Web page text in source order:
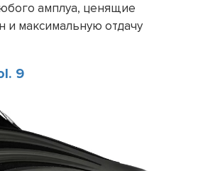
амплуа, ценящие
и максимальную отдачу
9